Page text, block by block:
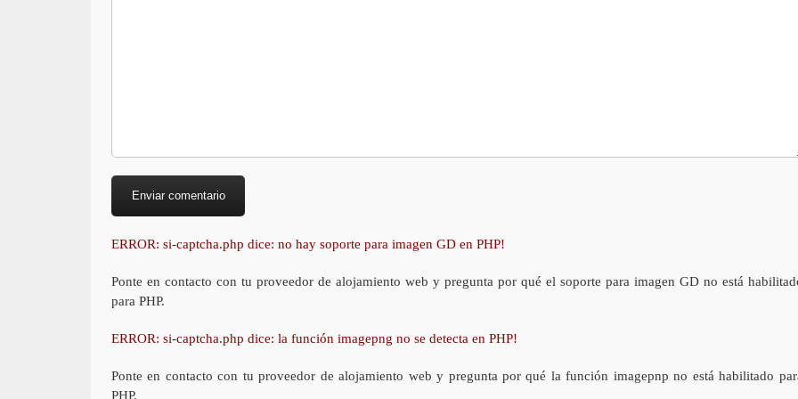
ERROR: si-captcha.php dice: no hay soporte para imagen GD en PHP!
Ponte en contacto con tu proveedor de alojamiento web y pregunta por qué el soporte para imagen GD no está
para PHP.
ERROR: si-captcha.php dice: la función imagepng no se detecta en PHP!
Ponte en contacto con tu proveedor de alojamiento web y pregunta por qué la función imagepnp no está habilitado
PHP.